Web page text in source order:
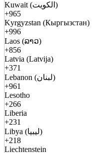
Kuwait (الكويت)
+965
Kyrgyzstan (Кыргызстан)
+996
Laos (ລາວ)
+856
Latvia (Latvija)
+371
Lebanon (لبنان)
+961
Lesotho
+266
Liberia
+231
Libya (ليبيا)
+218
Liechtenstein